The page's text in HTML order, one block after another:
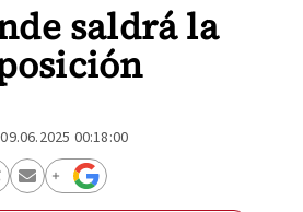
saldrá la
09.06.2025 00:18:00